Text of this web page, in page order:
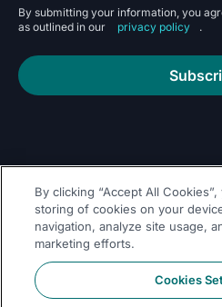
By submitting your information, you
as outlined in our
privacy policy .
Follow Us On
By clicking “Accept All
storing of cookies on your
navigation, analyze site usage,
marketing efforts.
Cookies